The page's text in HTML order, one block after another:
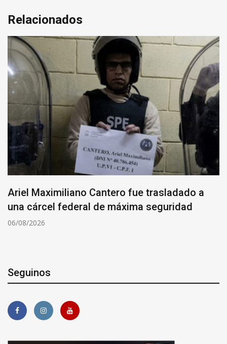
Relacionados
Ariel Maximiliano Cantero fue trasladado a
una cárcel federal de máxima seguridad
06/08/2026
Seguinos